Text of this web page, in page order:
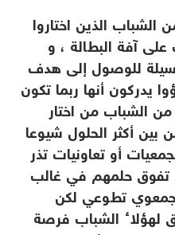
الذين اختاروا
آفة البطالة ، و
للوصول إلى هدف
يدركون أنها ربما تكون
الشباب من اختار
بين أكثر الحلول شيوعا
أو تعاونيات تذر
تفوق حلمهم في غالب
تطوعي لكن
لهؤلاء الشباب فرصة